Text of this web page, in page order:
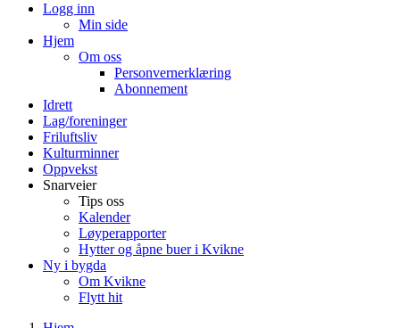
Logg inn
Min side
Hjem
Om oss
Personvernerklæring
Abonnement
Idrett
Lag/foreninger
Friluftsliv
Kulturminner
Oppvekst
Snarveier
Tips oss
Kalender
Løyperapporter
Hytter og åpne buer i Kvikne
Ny i bygda
Om Kvikne
Flytt hit